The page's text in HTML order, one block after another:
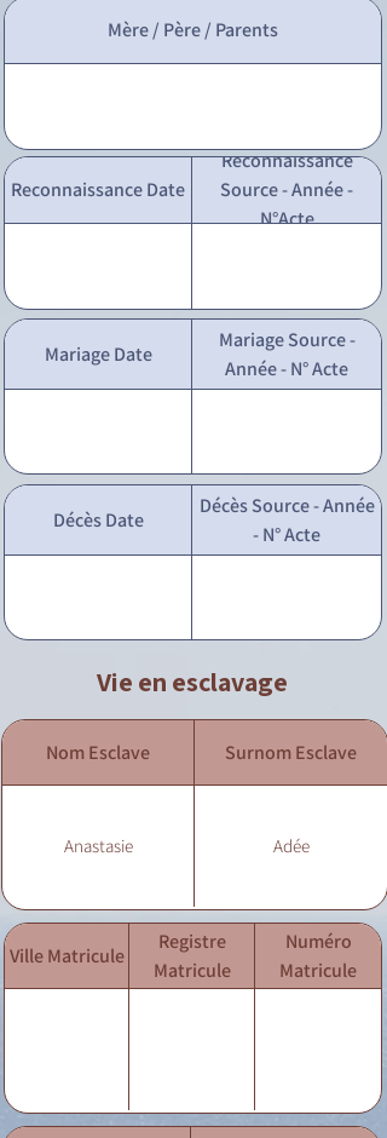
Mère / Père / Parents
Reconnaissance Date
Reconnaissance
Source - Année -
N°Acte
Mariage Date
Mariage Source -
Année - N° Acte
Décès Date
Décès Source - Année
- N° Acte
Vie en esclavage
Nom Esclave Surnom Esclave
Anastasie Adée
Ville Matricule
Registre
Matricule
Numéro
Matricule